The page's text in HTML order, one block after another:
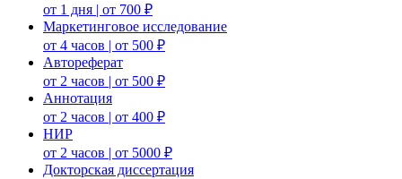
от 1 дня | от 700 ₽
Маркетинговое исследование
от 4 часов | от 500 ₽
Автореферат
от 2 часов | от 500 ₽
Аннотация
от 2 часов | от 400 ₽
НИР
от 2 часов | от 5000 ₽
Докторская диссертация